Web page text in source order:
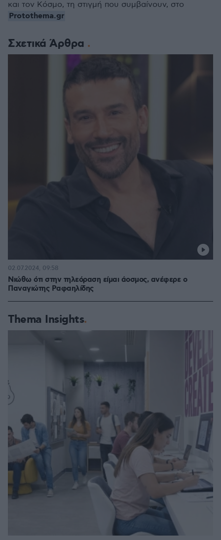
Σχετικά Άρθρα
Νιώθω ότι στην τηλεόραση είμαι άοσμος, ανέφερε ο
Παναγιώτης Ραφαηλίδης
02.07.2024, 09:58
Thema Insights
και τον Κόσμο, τη στιγμή που συμβαίνουν, στο
Protothema.gr